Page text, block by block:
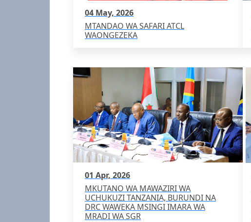
04 May, 2026
MTANDAO WA SAFARI ATCL
WAONGEZEKA
01 Apr, 2026
MKUTANO WA MAWAZIRI WA
UCHUKUZI TANZANIA, BURUNDI NA
DRC WAWEKA MSINGI IMARA WA
MRADI WA SGR